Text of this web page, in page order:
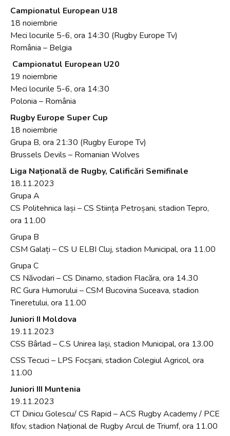
Campionatul European U18
18 noiembrie
Meci locurile 5-6, ora 14:30 (Rugby Europe Tv)
România – Belgia
Campionatul European U20
19 noiembrie
Meci locurile 5-6, ora 14:30
Polonia – România
Rugby Europe Super Cup
18 noiembrie
Grupa B, ora 21:30 (Rugby Europe Tv)
Brussels Devils – Romanian Wolves
Liga Națională de Rugby, Calificări Semifinale
18.11.2023
Grupa A
CS Politehnica Iași – CS Stiința Petroșani, stadion Tepro,
ora 11.00
Grupa B
CSM Galați – CS U ELBI Cluj, stadion Municipal, ora 11.00
Grupa C
CS Năvodari – CS Dinamo, stadion Flacăra, ora 14.30
RC Gura Humorului – CSM Bucovina Suceava, stadion
Tineretului, ora 11.00
Juniori II Moldova
19.11.2023
CSS Bârlad – C.S Unirea Iași, stadion Municipal, ora 13.00
CSS Tecuci – LPS Focșani, stadion Colegiul Agricol, ora
11.00
Juniori III Muntenia
19.11.2023
CT Dinicu Golescu/ CS Rapid – ACS Rugby Academy / PCE
Ilfov, stadion Național de Rugby Arcul de Triumf, ora 11.00